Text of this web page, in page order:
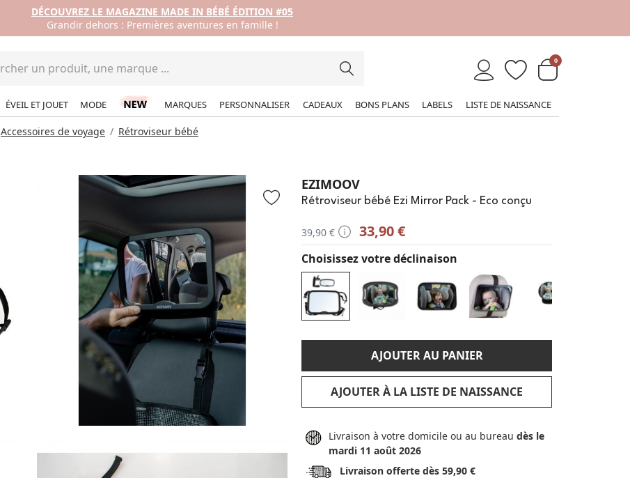
DÉCOUVREZ LE MAGAZINE MADE IN BÉBÉ ÉDITION #05
Grandir dehors : Premières aventures en famille !
0
ÉVEIL ET JOUET MODE MARQUES PERSONNALISER CADEAUX BONS PLANS LABELS LISTE DE NAISSANCE
Accessoires de voyage Rétroviseur bébé
EZIMOOV
Rétroviseur bébé Ezi Mirror Pack - Eco conçu
39,90 € 33,90 €
Choisissez votre déclinaison
AJOUTER AU PANIER
AJOUTER À LA LISTE DE NAISSANCE
Livraison à votre domicile ou au bureau dès le
mardi 11 août 2026
Livraison offerte dès 59,90 €